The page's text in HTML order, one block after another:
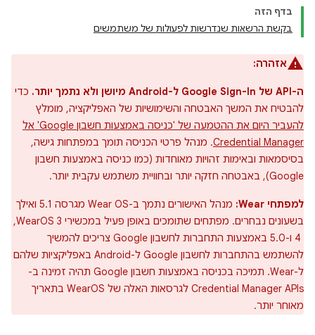
בדף הזה
בקשת הרשאות שנדרשות לפעולות של משתמשים
אזהרה:
ה-API של Google Sign-In ל-Android מיושן ולא נתמך יותר.
כדי
להבטיח את המשך האבטחה והשימושיות של האפליקציה, מומלץ
להעביר היום את ההטמעה של 'כניסה באמצעות חשבון Google' אל
Credential Manager. מנהל פרטי הכניסה תומך במפתחות גישה,
בסיסמאות ובאימות זהויות מאוחדות (כמו כניסה באמצעות חשבון
Google), באבטחה חזקה יותר ובחוויית משתמש עקבית יותר.
למפתחי Wear:
מנהל האישורים נתמך ב-Wear OS מגרסה 5.1 ואילך
בשעונים נבחרים. מפתחים שתומכים באופן פעיל במכשירי WearOS 3,
‏ 4 ו-5.0 באמצעות התחברות לחשבון Google צריכים להמשיך
להשתמש בהתחברות לחשבון Google ל-Android באפליקציות שלהם
ל-Wear. תמיכה בכניסה באמצעות חשבון Google תהיה זמינה ב-
Credential Manager APIs לגרסאות האלה של WearOS בתאריך
מאוחר יותר.